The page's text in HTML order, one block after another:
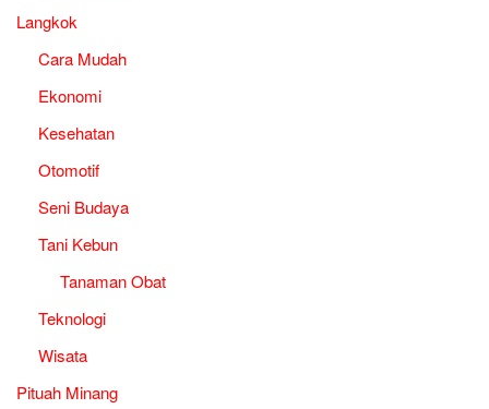
Langkok
Cara Mudah
Ekonomi
Kesehatan
Otomotif
Seni Budaya
Tani Kebun
Tanaman Obat
Teknologi
Wisata
Pituah Minang